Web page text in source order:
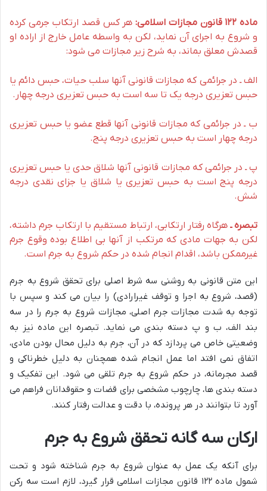
ماده ۱۲۲ قانون مجازات اسلامی:
هر کس قصد ارتکاب جرمی کرده
و شروع به اجرای آن نماید، لکن به واسطه عامل خارج از اراده او
قصدش معلق بماند، به شرح زیر مجازات می شود:
الف ـ در جرائمی که مجازات قانونی آنها سلب حیات، حبس دائم یا
حبس تعزیری درجه یک تا سه است به حبس تعزیری درجه چهار.
ب ـ در جرائمی که مجازات قانونی آنها قطع عضو یا حبس تعزیری
درجه چهار است به حبس تعزیری درجه پنج.
پ ـ در جرائمی که مجازات قانونی آنها شلاق حدی یا حبس تعزیری
درجه پنج است به حبس تعزیری یا شلاق یا جزای نقدی درجه
شش.
تبصره ـ هرگاه رفتار ارتکابی، ارتباط مستقیم با ارتکاب جرم داشته،
لکن به جهات مادی که مرتکب از آنها بی اطلاع بوده وقوع جرم
غیرممکن باشد، اقدام انجام شده در حکم شروع به جرم است.
این متن قانونی به روشنی سه شرط اصلی برای تحقق شروع به جرم
(قصد، شروع به اجرا و توقف غیرارادی) را بیان می کند و سپس با
توجه به شدت مجازات جرم اصلی، مجازات شروع به جرم را در سه
بند الف، ب و پ دسته بندی می نماید. تبصره این ماده نیز به
وضعیتی خاص می پردازد که در آن، جرم به دلیل محال بودن مادی،
اتفاق نمی افتد اما عمل انجام شده همچنان به دلیل خطرناکی و
قصد مجرمانه، در حکم شروع به جرم تلقی می شود. این تفکیک و
دسته بندی ها، چارچوب مشخصی برای قضات و حقوقدانان فراهم می
آورد تا بتوانند در هر پرونده، با دقت و عدالت رفتار کنند.
ارکان سه گانه تحقق شروع به جرم
برای آنکه یک عمل به عنوان شروع به جرم شناخته شود و تحت
شمول ماده ۱۲۲ قانون مجازات اسلامی قرار گیرد، لازم است سه رکن